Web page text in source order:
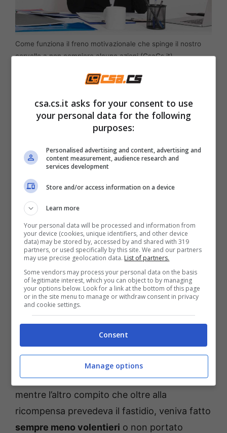
Come funziona il freno motivazionale che spinge il nostro
cervello a non compiere alcune azioni (CsaCs.it)
Chiaramente la questione è più complessa,
ma possiamo semplificarla spiegando che
quando un compito è percepito come
spiacevole o stressante, questo
collegamento tra le due aree del cervello si
attiva e rallenta la decisione di agire. Lo
studio si basa sull’
uncompito specifico
ricompensa:in un caso, oltre a questa,
ricevevanoun soffio d’aria sul muso.
Perché la ricerca sul freno
motivazionale è importante
per il futuro
A lungo andare, i macachi associavano un
compito esclusivamente a una ricompensa e
quindi lo portavano a buon fine volentieri,
mentre l’altro compito che oltre alla
ricompensa prevedeva il fastidio, veniva fatto
sempre meno volentieri o non portato
csa.cs.it asks for your consent to use
your personal data for the following
purposes:
Personalised advertising and content, advertising and
content measurement, audience research and
services development
Store and/or access information on a device
Learn more
Your personal data will be processed and information from
your device (cookies, unique identifiers, and other device
data) may be stored by, accessed by and shared with 319
partners, or used specifically by this site. We and our partners
may use precise geolocation data. List of partners.
Some vendors may process your personal data on the basis
of legitimate interest, which you can object to by managing
your options below. Look for a link at the bottom of this page
or in the site menu to manage or withdraw consent in privacy
and cookie settings.
Consent
Manage options